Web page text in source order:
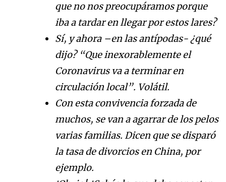
que no nos preocupáramos porque
iba a tardar en llegar por estos lares?
Sí, y ahora –en las antípodas- ¿qué
dijo? “Que inexorablemente el
Coronavirus va a terminar en
circulación local”. Volátil.
Con esta convivencia forzada de
muchos, se van a agarrar de los pelos
varias familias. Dicen que se disparó
la tasa de divorcios en China, por
ejemplo.